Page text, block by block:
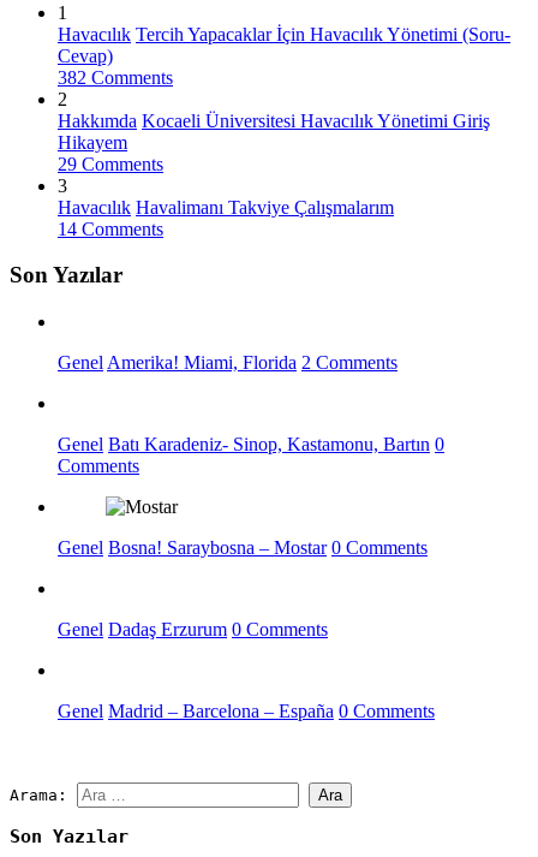
1
Havacılık Tercih Yapacaklar İçin Havacılık Yönetimi (Soru-
Cevap)
382 Comments
2
Hakkımda Kocaeli Üniversitesi Havacılık Yönetimi Giriş
Hikayem
29 Comments
3
Havacılık Havalimanı Takviye Çalışmalarım
14 Comments
Son Yazılar
Genel Amerika! Miami, Florida 2 Comments
Genel Batı Karadeniz- Sinop, Kastamonu, Bartın 0
Comments
Genel Bosna! Saraybosna – Mostar 0 Comments
Genel Dadaş Erzurum 0 Comments
Genel Madrid – Barcelona – España 0 Comments
Arama:
Son Yazılar